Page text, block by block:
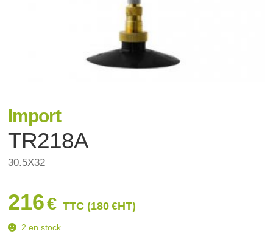
Import
TR218A
30.5X32
216€ TTC (180 €HT)
2 en stock